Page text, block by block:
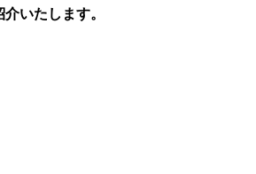
いたします。